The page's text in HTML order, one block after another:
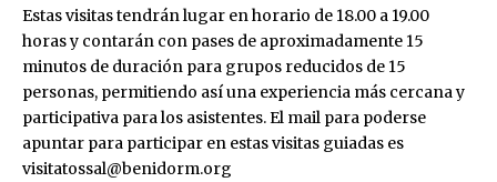
Estas visitas tendrán lugar en horario de 18.00 a 19.00
horas y contarán con pases de aproximadamente 15
minutos de duración para grupos reducidos de 15
personas, permitiendo así una experiencia más cercana y
participativa para los asistentes. El mail para poderse
apuntar para participar en estas visitas guiadas es
visitatossal@benidorm.org